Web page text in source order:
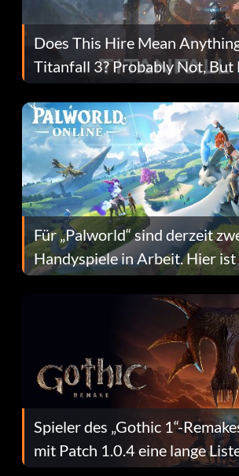
Does This Hire Mean
Titanfall 3? Probably Not, But
Fans Are Hopeful
Für „Palworld“ sind derzeit
Handyspiele in Arbeit. Hier
dafür.
Spieler des „Gothic 1“-
mit Patch 1.0.4 eine lange